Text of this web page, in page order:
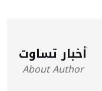
أخبار تساوت
About Author